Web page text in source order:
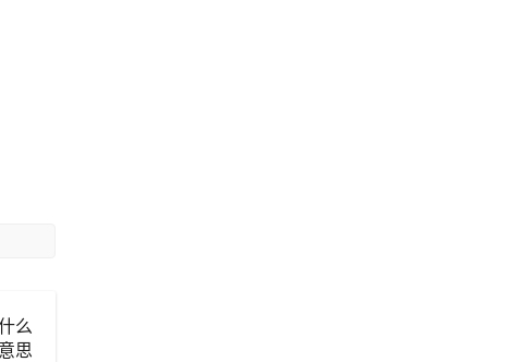
么
意思